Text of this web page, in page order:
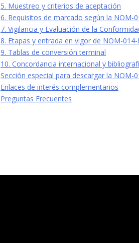
5. Muestreo y criterios de aceptación
6. Requisitos de marcado según la NOM-
7. Vigilancia y Evaluación de la
8. Etapas y entrada en vigor de NOM-014-
9. Tablas de conversión terminal
10. Concordancia internacional y
Sección especial para descargar la NOM-
Enlaces de interés complementarios
Preguntas Frecuentes